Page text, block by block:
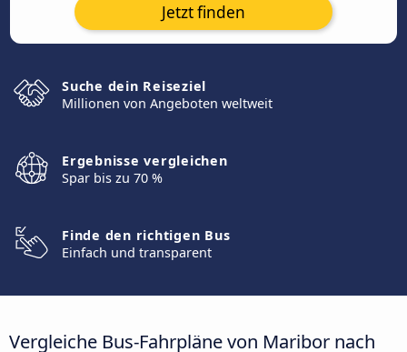
Jetzt finden
Suche dein Reiseziel
Millionen von Angeboten weltweit
Ergebnisse vergleichen
Spar bis zu 70 %
Finde den richtigen Bus
Einfach und transparent
Vergleiche Bus-Fahrpläne von Maribor nach